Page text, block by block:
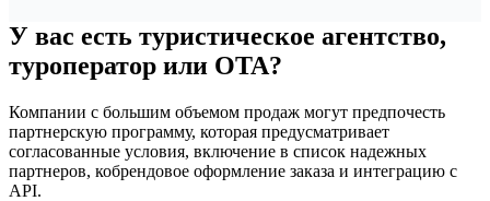
У вас есть туристическое агентство,
туроператор или OTA?
Компании с большим объемом продаж могут предпочесть
партнерскую программу, которая предусматривает
согласованные условия, включение в список надежных
партнеров, кобрендовое оформление заказа и интеграцию с
API.